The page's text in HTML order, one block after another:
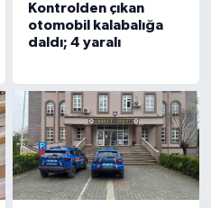
Kontrolden çıkan
otomobil kalabalığa
daldı; 4 yaralı